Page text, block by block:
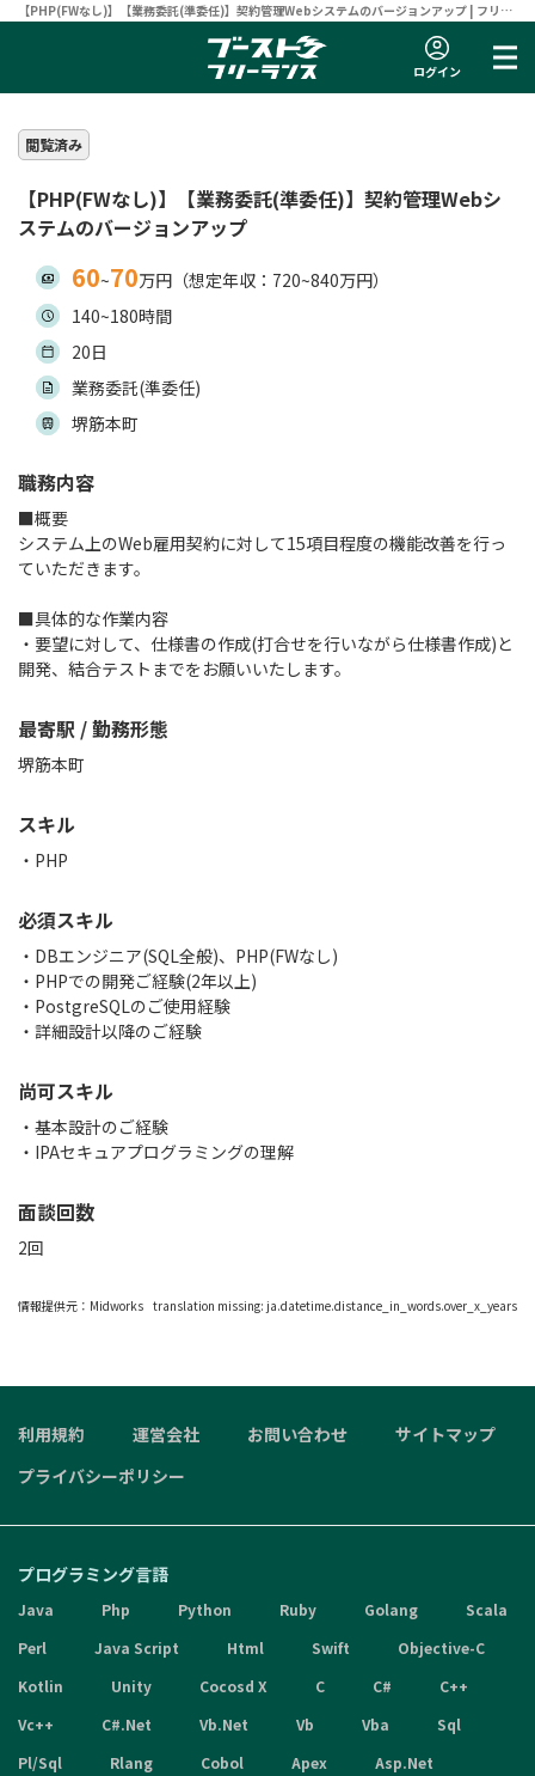
【PHP(FWなし)】【業務委託(準委任)】契約管理Webシステムのバージョンアップ | フリー
ランスエンジニア向け案件サイト 【ブーストフリーランス】
ログイン
閲覧済み
【PHP(FWなし)】【業務委託(準委任)】契約管理Webシ
ステムのバージョンアップ
60~70万円（想定年収：720~840万円）
140~180時間
20日
業務委託(準委任)
堺筋本町
職務内容
■概要
システム上のWeb雇用契約に対して15項目程度の機能改善を行っ
ていただきます。
■具体的な作業内容
・要望に対して、仕様書の作成(打合せを行いながら仕様書作成)と
開発、結合テストまでをお願いいたします。
最寄駅 / 勤務形態
堺筋本町
スキル
PHP
必須スキル
・DBエンジニア(SQL全般)、PHP(FWなし)
・PHPでの開発ご経験(2年以上)
・PostgreSQLのご使用経験
・詳細設計以降のご経験
尚可スキル
・基本設計のご経験
・IPAセキュアプログラミングの理解
面談回数
2回
情報提供元： Midworks translation missing: ja.datetime.distance_in_words.over_x_years
利用規約 運営会社 お問い合わせ
サイトマップ
プライバシーポリシー
プログラミング言語
Java Php Python Ruby Golang
Scala
Perl
Java Script Html Swift
Objective-C
Kotlin
Unity Cocosd X C C#
C++
Vc++
C#.Net Vb.Net Vb Vba
Sql
Pl/Sql
Rlang Cobol Apex
Asp.Net